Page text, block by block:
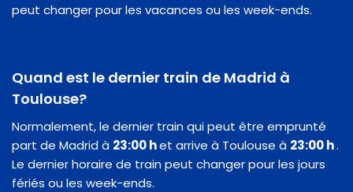
peut changer pour les vacances ou les week-ends.
Quand est le dernier train de Madrid à
Toulouse?
Normalement, le dernier train qui peut être emprunté
part de Madrid à 23:00 het arrive à Toulouse à 23:00 h.
Le dernier horaire de train peut changer pour les jours
fériés ou les week-ends.